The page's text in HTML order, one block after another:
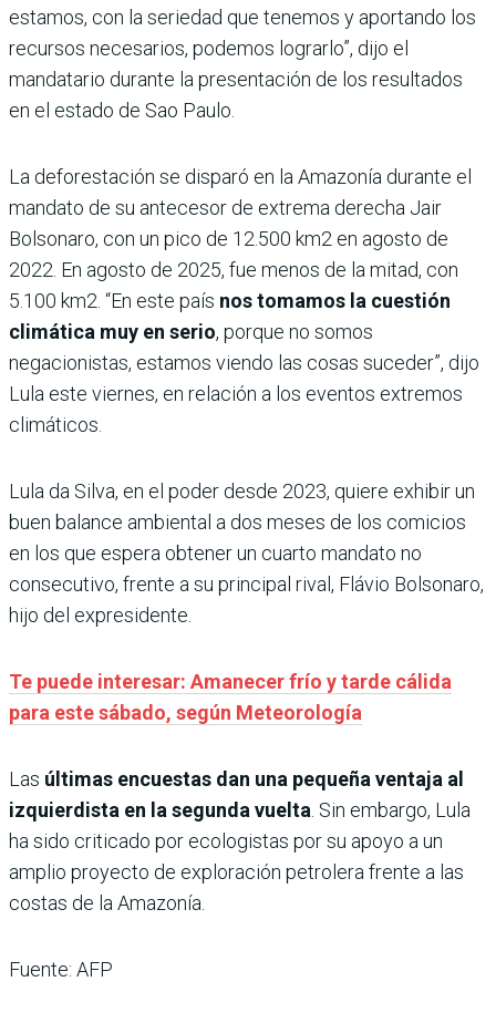
estamos, con la seriedad que tenemos y aportando los
recursos necesarios, podemos lograrlo”, dijo el
mandatario durante la presentación de los resultados
en el estado de Sao Paulo.
La deforestación se disparó en la Amazonía durante el
mandato de su antecesor de extrema derecha Jair
Bolsonaro, con un pico de 12.500 km2 en agosto de
2022. En agosto de 2025, fue menos de la mitad, con
5.100 km2. “En este país nos tomamos la cuestión
climática muy en serio, porque no somos
negacionistas, estamos viendo las cosas suceder”, dijo
Lula este viernes, en relación a los eventos extremos
climáticos.
Lula da Silva, en el poder desde 2023, quiere exhibir un
buen balance ambiental a dos meses de los comicios
en los que espera obtener un cuarto mandato no
consecutivo, frente a su principal rival, Flávio Bolsonaro,
hijo del expresidente.
Te puede interesar: Amanecer frío y tarde cálida
para este sábado, según Meteorología
Las últimas encuestas dan una pequeña ventaja al
izquierdista en la segunda vuelta . Sin embargo, Lula
ha sido criticado por ecologistas por su apoyo a un
amplio proyecto de exploración petrolera frente a las
costas de la Amazonía.
Fuente: AFP